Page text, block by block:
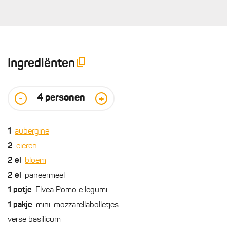
Ingrediënten
- 4 personen +
1 aubergine
2 eieren
2 el bloem
2 el paneermeel
1 potje Elvea Pomo e legumi
1 pakje mini-mozzarellabolletjes
verse basilicum